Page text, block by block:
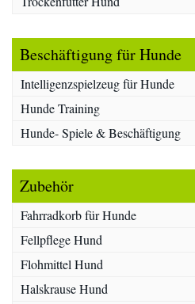
Beschäftigung für Hunde
Intelligenzspielzeug für Hunde
Hunde Training
Hunde- Spiele & Beschäftigung
Zubehör
Fahrradkorb für Hunde
Fellpflege Hund
Flohmittel Hund
Halskrause Hund